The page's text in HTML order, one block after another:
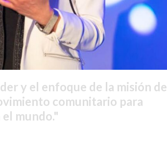
y el enfoque de la misión de
comunitario para
mundo.